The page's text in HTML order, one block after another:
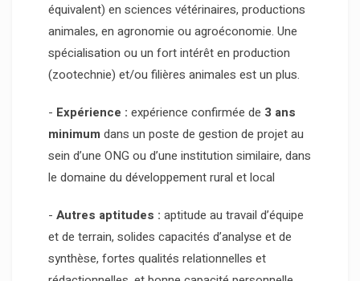
équivalent) en sciences vétérinaires, productions
animales, en agronomie ou agroéconomie. Une
spécialisation ou un fort intérêt en production
(zootechnie) et/ou filières animales est un plus.
- Expérience : expérience confirmée de 3 ans
minimumdans un poste de gestion de projet au
sein d’une ONG ou d’une institution similaire, dans
le domaine du développement rural et local
- Autres aptitudes : aptitude au travail d’équipe
et de terrain, solides capacités d’analyse et de
synthèse, fortes qualités relationnelles et